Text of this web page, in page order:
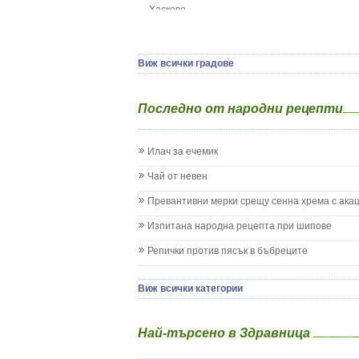
Детски диабет
Жълтеница
Запек на бебето и детето
Кашлица при бебето и детето
Колики
Менингит
Млечница
Нощно напикаване - енуреза
Плач
Хасково
Виж всички градове
Последно от народни рецепти
Илач за ечемик
Чай от невен
Превантивни мерки срещу сенна хрема с
Изпитана народна рецепта при шипове
Репички против пясък в бъбреците
Виж всички категории
Най-търсено в Здравница